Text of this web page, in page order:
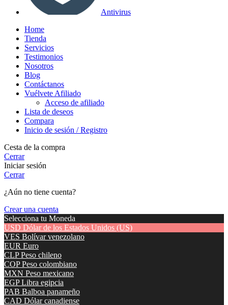
Antivirus
Home
Tienda
Servicios
Testimonios
Nosotros
Blog
Contáctanos
Vuélvete Afiliado
Acceso de afiliado
Lista de deseos
Compara
Inicio de sesión / Registro
Cesta de la compra
Cerrar
Iniciar sesión
Cerrar
¿Aún no tiene cuenta?
Crear una cuenta
Selecciona tu Moneda
USD Dólar de los Estados Unidos (US)
VES Bolívar venezolano
EUR Euro
CLP Peso chileno
COP Peso colombiano
MXN Peso mexicano
EGP Libra egipcia
PAB Balboa panameño
CAD Dólar canadiense